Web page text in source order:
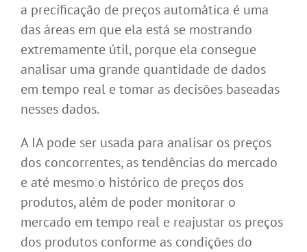
a precificação de preços automática é uma
das áreas em que ela está se mostrando
extremamente útil, porque ela consegue
analisar uma grande quantidade de dados
em tempo real e tomar as decisões baseadas
nesses dados.
A IA pode ser usada para analisar os preços
dos concorrentes, as tendências do mercado
e até mesmo o histórico de preços dos
produtos, além de poder monitorar o
mercado em tempo real e reajustar os preços
dos produtos conforme as condições do